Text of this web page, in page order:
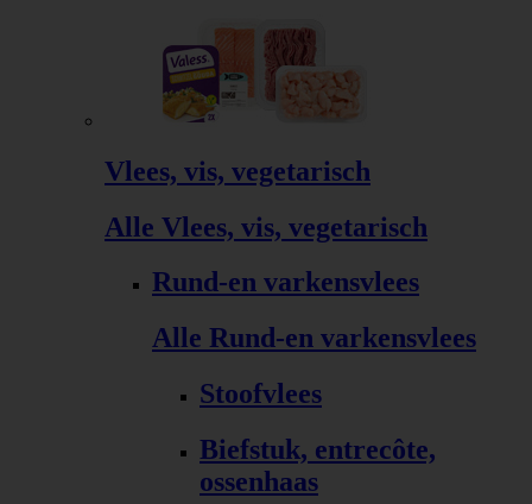
Vlees, vis, vegetarisch
Alle Vlees, vis, vegetarisch
Rund-en varkensvlees
Alle Rund-en varkensvlees
Stoofvlees
Biefstuk, entrecôte,
ossenhaas